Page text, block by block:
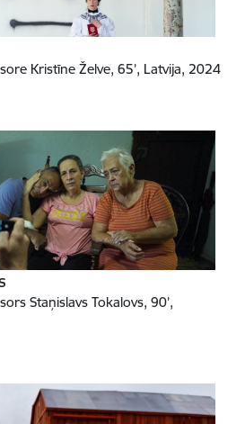
Kristīne Želve, 65’, Latvija, 2024
Staņislavs Tokalovs, 90’,